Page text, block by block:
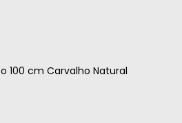
100 cm Carvalho Natural